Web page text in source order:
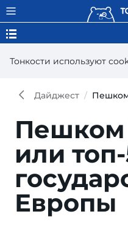
Тонкости используют
Дайджест Пешком
Пешком
или
Европы